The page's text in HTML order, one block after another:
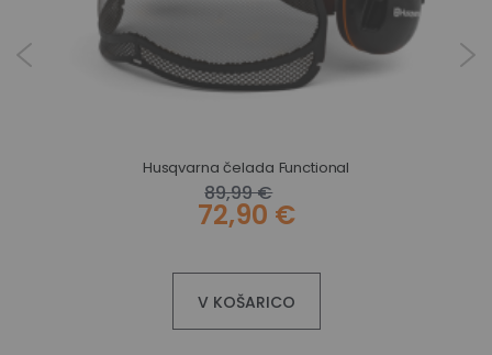
Husqvarna čelada Functional
89,99 €
72,90 €
V KOŠARICO